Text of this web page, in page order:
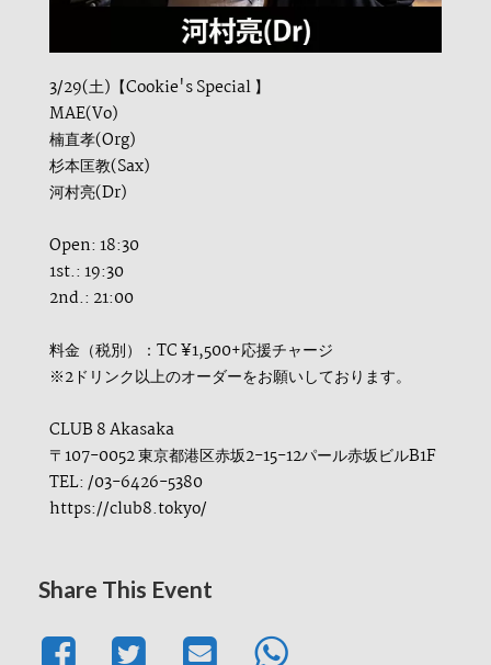
3/29(土)【Cookie's Special 】
MAE(Vo)
楠直孝(Org)
杉本匡教(Sax)
河村亮(Dr)
Open: 18:30
1st.: 19:30
2nd.: 21:00
料金（税別）：TC ¥1,500+応援チャージ
※2ドリンク以上のオーダーをお願いしております。
CLUB 8 Akasaka
〒107-0052 東京都港区赤坂2-15-12パール赤坂ビルB1F
TEL: /03-6426-5380
https://club8.tokyo/
Share This Event